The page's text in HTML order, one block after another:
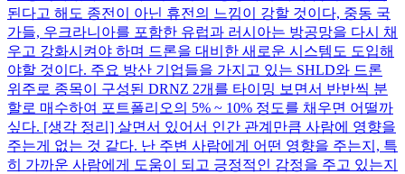
된다고 해도 종전이 아닌 휴전의 느낌이 강할 것이다, 중동 국
가들, 우크라니아를 포함한 유럽과 러시아는 방공망을 다시 채
우고 강화시켜야 하며 드론을 대비한 새로운 시스템도 도입해
야할 것이다. 주요 방산 기업들을 가지고 있는 SHLD와 드론
위주로 종목이 구성된 DRNZ 2개를 타이밍 보면서 반반씩 분
할로 매수하여 포트폴리오의 5% ~ 10% 정도를 채우면 어떨까
싶다. [생각 정리] 살면서 있어서 인간 관계만큼 사람에 영향을
주는게 없는 것 같다. 난 주변 사람에게 어떤 영향을 주는지, 특
히 가까운 사람에게 도움이 되고 긍정적인 감정을 주고 있는지